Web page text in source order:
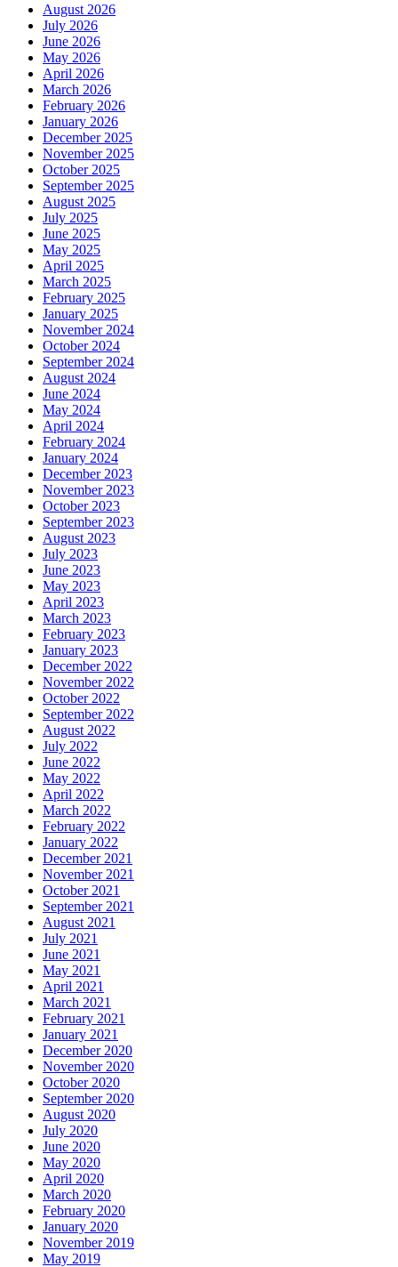
August 2026
July 2026
June 2026
May 2026
April 2026
March 2026
February 2026
January 2026
December 2025
November 2025
October 2025
September 2025
August 2025
July 2025
June 2025
May 2025
April 2025
March 2025
February 2025
January 2025
November 2024
October 2024
September 2024
August 2024
June 2024
May 2024
April 2024
February 2024
January 2024
December 2023
November 2023
October 2023
September 2023
August 2023
July 2023
June 2023
May 2023
April 2023
March 2023
February 2023
January 2023
December 2022
November 2022
October 2022
September 2022
August 2022
July 2022
June 2022
May 2022
April 2022
March 2022
February 2022
January 2022
December 2021
November 2021
October 2021
September 2021
August 2021
July 2021
June 2021
May 2021
April 2021
March 2021
February 2021
January 2021
December 2020
November 2020
October 2020
September 2020
August 2020
July 2020
June 2020
May 2020
April 2020
March 2020
February 2020
January 2020
November 2019
May 2019